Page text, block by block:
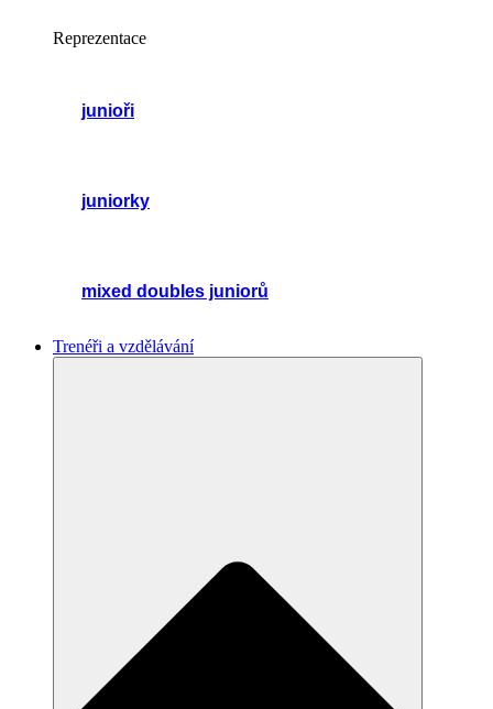
Reprezentace
junioři
juniorky
mixed doubles juniorů
Trenéři a vzdělávání